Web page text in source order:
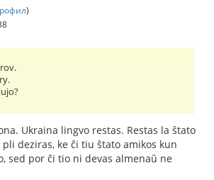
)
Ukraina lingvo restas. Restas la ŝtato
deziras, ke ĉi tiu ŝtato amikos kun
sed por ĉi tio ni devas almenaŭ ne